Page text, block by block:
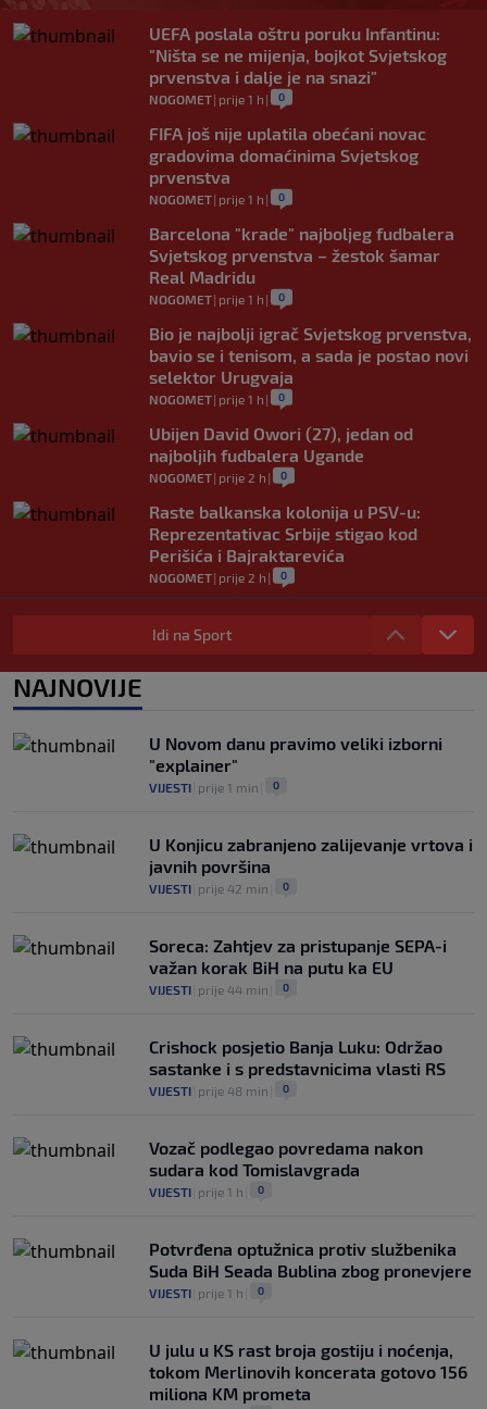
UEFA poslala oštru poruku Infantinu:
"Ništa se ne mijenja, bojkot Svjetskog
prvenstva i dalje je na snazi"
NOGOMET| prije 1 h | 0
FIFA još nije uplatila obećani novac
gradovima domaćinima Svjetskog
prvenstva
NOGOMET| prije 1 h | 0
Barcelona "krade" najboljeg fudbalera
Svjetskog prvenstva – žestok šamar
Real Madridu
NOGOMET| prije 1 h | 0
Bio je najbolji igrač Svjetskog prvenstva,
bavio se i tenisom, a sada je postao novi
selektor Urugvaja
NOGOMET| prije 1 h | 0
Ubijen David Owori (27), jedan od
najboljih fudbalera Ugande
NOGOMET| prije 2 h | 0
Raste balkanska kolonija u PSV-u:
Reprezentativac Srbije stigao kod
Perišića i Bajraktarevića
NOGOMET| prije 2 h | 0
Real Madrid je oborio rekord!
Talentovani ofanzivac za 135 miliona
eura stigao na Santiago Bernabeu
0
ovogodišnjeg Mundijala obilježavati kao
nacionalni praznik
NOGOMET
Idi na Sport
NAJNOVIJE
U Novom danu pravimo veliki izborni
"explainer"
VIJESTI prije 1 min 0
U Konjicu zabranjeno zalijevanje vrtova i
javnih površina
VIJESTI prije 42 min 0
Soreca: Zahtjev za pristupanje SEPA-i
važan korak BiH na putu ka EU
VIJESTI prije 44 min 0
Crishock posjetio Banja Luku: Održao
sastanke i s predstavnicima vlasti RS
VIJESTI prije 48 min 0
Vozač podlegao povredama nakon
sudara kod Tomislavgrada
VIJESTI prije 1 h 0
Potvrđena optužnica protiv službenika
Suda BiH Seada Bublina zbog pronevjere
VIJESTI prije 1 h 0
U julu u KS rast broja gostiju i noćenja,
tokom Merlinovih koncerata gotovo 156
miliona KM prometa